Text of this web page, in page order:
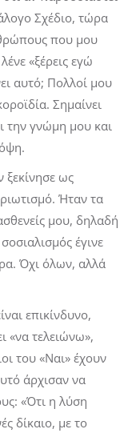
Σχέδιο, τώρα
που μου
«ξέρεις εγώ
αυτό; Πολλοί μου
Σημαίνει
την γνώμη μου και
ξεκίνησε ως
Ήταν τα
μου, δηλαδή
έγινε
Όχι όλων, αλλά
επικίνδυνο,
«να τελειώνω»,
του «Ναι» έχουν
άρχισαν να
«Ότι η λύση
δίκαιο, με το